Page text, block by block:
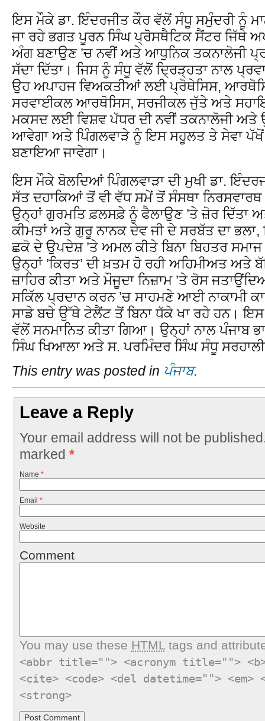
ਇਸ ਮੌਕੇ ਡਾ. ਇੰਦਰਜੀਤ ਕੌਰ ਵੱਲੋਂ ਸੰਧੂ ਸਮੁੰਦਰੀ ਨੂੰ
ਜਾ ਰਹੇ ਭਗਤ ਪੂਰਨ ਸਿੰਘ ਪ੍ਰੋਸਥੈਟਿਕ ਸੈਂਟਰ ਜਿੱਥੇ
ਅੰਗ ਬਣਾਉਣ ’ਚ ਨਵੀਂ ਅਤੇ ਆਧੁਨਿਕ ਤਕਨਾਲੋਜੀ
ਸੱਦਾ ਦਿੱਤਾ। ਜਿਸ ਨੂੰ ਸੰਧੂ ਵੱਲੋਂ ਦ੍ਰਿੜ੍ਹਤਾ ਨਾਲ
ਉਹ ਅਪਾਹਜ ਵਿਅਕਤੀਆਂ ਲਈ ਪ੍ਰੋਥੇਸਿਸ,
ਸਰਵਾਈਕਲ ਆਰਥੋਸਿਸ, ਸਰਜੀਕਲ ਜੁੱਤੇ ਅਤੇ
ਮਕਸਦ ਲਈ ਵਿਸ਼ਵ ਪੱਧਰ ਦੀ ਨਵੀਂ ਤਕਨਾਲੋਜੀ
ਆਵੇਗਾ ਅਤੇ ਪਿੰਗਲਵਾੜੇ ਨੂੰ ਇਸ ਸਹੂਲਤ ਤੇ ਸੇਵਾ ਪੱਖੋਂ
ਬਣਾਇਆ ਜਾਵੇਗਾ।
ਇਸ ਮੌਕੇ ਬੋਲਦਿਆਂ ਪਿੰਗਲਵਾੜਾ ਦੀ ਮੁਖੀ ਡਾ.
ਸੱਤ ਦਹਾਕਿਆਂ ਤੋਂ ਵੀ ਵੱਧ ਸਮੇਂ ਤੋਂ ਸੰਸਥਾ
ਉਨ੍ਹਾਂ ਗੁਰਮਤਿ ਫ਼ਲਸਫ਼ੇ ਨੂੰ ਫੈਲਾਉਣ ’ਤੇ ਜ਼ੋਰ ਦਿੱਤਾ
ਕੀਮਤਾਂ ਅਤੇ ਗੁਰੂ ਨਾਨਕ ਦੇਵ ਜੀ ਦੇ ਸਰਬੱਤ ਦਾ
ਛਕੋ ਦੇ ਉਪਦੇਸ਼ ’ਤੇ ਅਮਲ ਕੀਤੇ ਬਿਨਾ ਬਿਹਤਰ
ਉਨ੍ਹਾਂ ’ਕਿਰਤ’ ਦੀ ਖ਼ਤਮ ਹੋ ਰਹੀ ਅਹਿਮੀਅਤ ਅਤੇ
ਜ਼ਾਹਿਰ ਕੀਤਾ ਅਤੇ ਮੌਜੂਦਾ ਨਿਜ਼ਾਮ ’ਤੇ ਰੋਸ
ਸਕਿੱਲ ਪ੍ਰਦਾਨ ਕਰਨ ’ਚ ਸਾਹਮਣੇ ਆਈ ਨਾਕਾਮੀ
ਸਾਡੇ ਬਚੇ ਉੱਥੇ ਟੇਲੈਂਟ ਤੋਂ ਬਿਨਾ ਧੱਕੇ ਖਾ ਰਹੇ ਹਨ। ਇਸ
ਵੱਲੋਂ ਸਨਮਾਨਿਤ ਕੀਤਾ ਗਿਆ। ਉਨ੍ਹਾਂ ਨਾਲ ਪੰਜਾਬ
ਸਿੰਘ ਖਿਆਲਾ ਅਤੇ ਸ. ਪਰਮਿੰਦਰ ਸਿੰਘ ਸੰਧੂ
This entry was posted in ਪੰਜਾਬ.
Leave a Reply
Your email address will not be
marked *
Name *
Email *
Website
Comment
You may use these HTMLtags and
<abbr title=""> <acronym title="">
<cite> <code> <del datetime="">
<strong>